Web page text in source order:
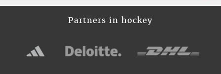
Partners in hockey